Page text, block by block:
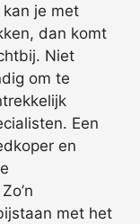
je met
dan komt
Niet
om te
Een
en
met het